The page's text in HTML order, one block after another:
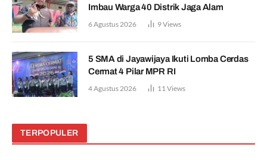
Imbau Warga 40 Distrik Jaga Alam
6 Agustus 2026 9Views
5 SMA di Jayawijaya Ikuti Lomba Cerdas
Cermat 4 Pilar MPR RI
4 Agustus 2026 11 Views
TERPOPULER